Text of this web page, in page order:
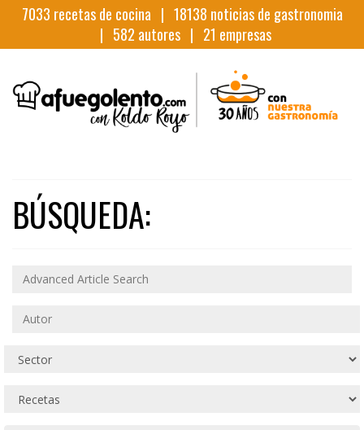
7033 recetas de cocina | 18138 noticias de gastronomia
| 582 autores | 21 empresas
BÚSQUEDA: